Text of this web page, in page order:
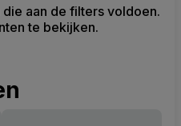
aan de filters voldoen.
te bekijken.